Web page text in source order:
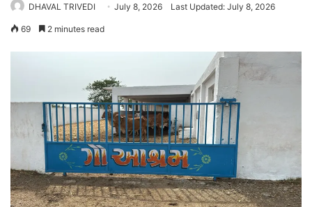
DHAVAL TRIVEDI July 8, 2026 Last Updated: July 8, 2026
69 2 minutes read